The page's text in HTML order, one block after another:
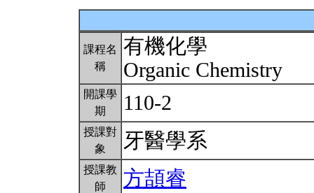
課程名
稱
有機化學
Organic Chemistry
開課學
期
110-2
授課對
象
牙醫學系
授課教
師
方頡睿